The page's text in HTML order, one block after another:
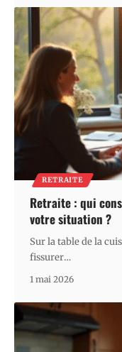
RETRAITE
Retraite : qui
votre situation ?
Sur la table de la
fissurer…
1 mai 2026